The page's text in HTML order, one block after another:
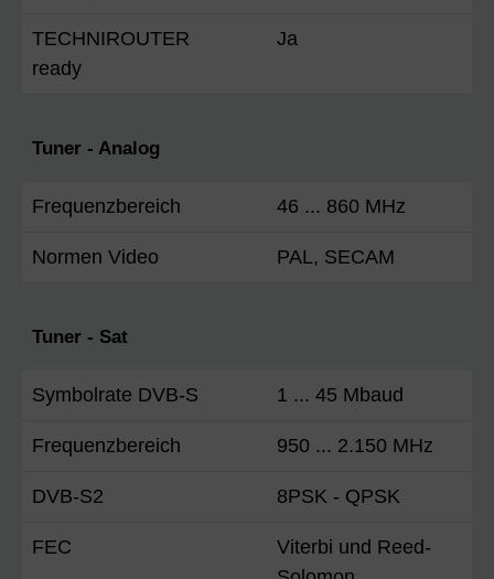
TECHNIROUTER
ready
Ja
Tuner - Analog
Frequenzbereich 46 ... 860 MHz
Normen Video PAL, SECAM
Tuner - Sat
Symbolrate DVB-S 1 ... 45 Mbaud
Frequenzbereich 950 ... 2.150 MHz
DVB-S2 8PSK - QPSK
FEC
Viterbi und Reed-